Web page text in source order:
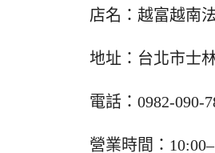
店名：越富越南
地址：台北市士
電話：0982-090-
營業時間：